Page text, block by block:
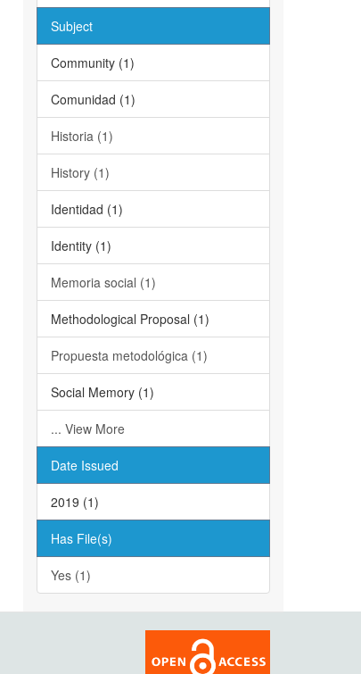
Subject
Community (1)
Comunidad (1)
Historia (1)
History (1)
Identidad (1)
Identity (1)
Memoria social (1)
Methodological Proposal (1)
Propuesta metodológica (1)
Social Memory (1)
... View More
Date Issued
2019 (1)
Has File(s)
Yes (1)